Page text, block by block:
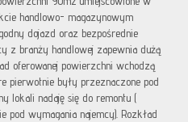
handlowo- magazynowym
dojazd oraz bezpośrednie
z branży handlowej zapewnia dużą
oferowanej powierzchni wchodzą
pierwotnie były przeznaczone pod
lokali nadaję się do remontu (
pod wymagania najemcy). Rozkład